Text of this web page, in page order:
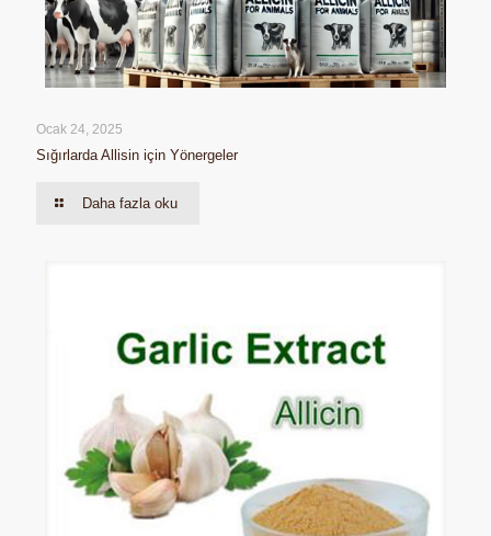
Ocak 24, 2025
Sığırlarda Allisin için Yönergeler
Daha fazla oku